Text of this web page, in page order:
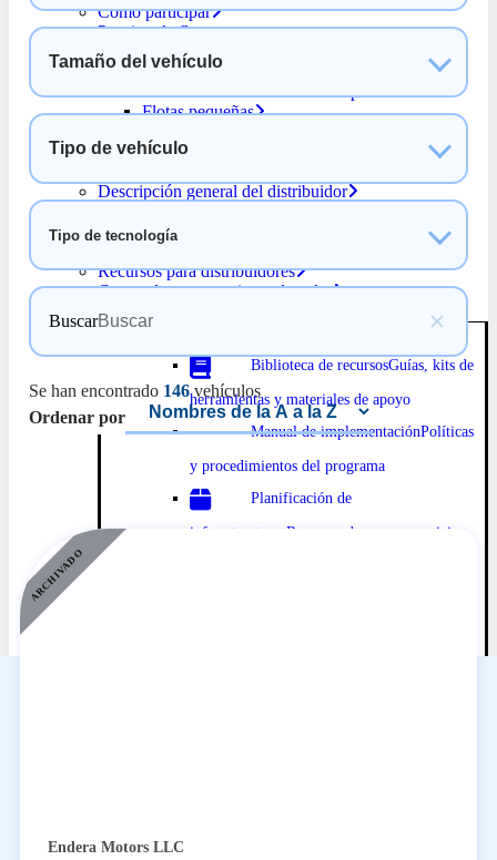
Cómo participar
Por tipo de flota
Flotas de transporte local
Flotas de transporte público
Flotas de autobuses escolares públicos
Flotas pequeñas
Encuentre un distribuidor
Descripción general del distribuidor
Conviértase en distribuidor
Recursos para distribuidores
Centro de procesamiento de vales
Recursos
Orientación sobre el programa
Biblioteca de recursosGuías, kits de
herramientas y materiales de apoyo
Manualde implementaciónPolíticas
y procedimientos del programa
Planificación de
infraestructurasRecursos de
carga y servicios
Tamaño del vehículo
Tipo de vehículo
Tipo de tecnología
Buscar
Se han encontrado 146vehículos
Ordenar por
ARCHIVADO
Endera Motors LLC